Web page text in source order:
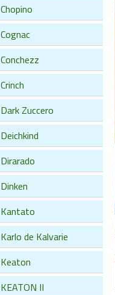
Chopino
Cognac
Conchezz
Crinch
Dark Zuccero
Deichkind
Dirarado
Dinken
Kantato
Karlo de Kalvarie
Keaton
KEATON II